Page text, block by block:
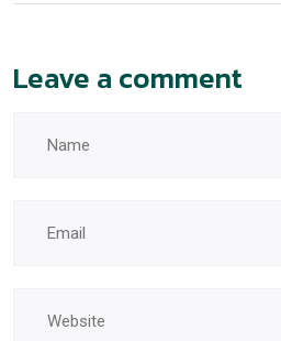
Leave a comment